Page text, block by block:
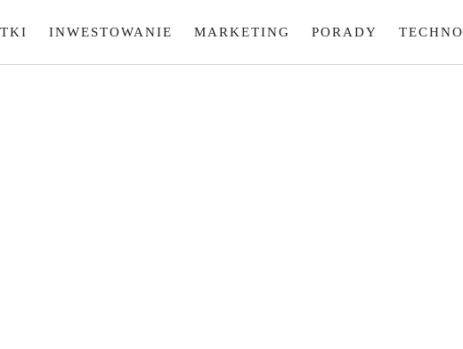
INWESTOWANIE MARKETING PORADY